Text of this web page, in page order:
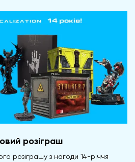
розіграш
розіграшу з нагоди 14-річчя